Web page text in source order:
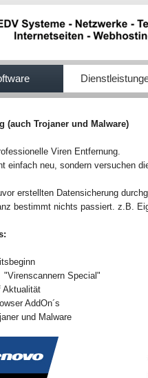
(auch Trojaner und Malware)
Viren Entfernung.
einfach neu, sondern versuchen
erstellten Datensicherung
bestimmt nichts passiert. z.B.
Special"
Aktualität
AddOn´s
und Malware